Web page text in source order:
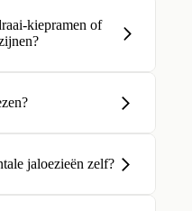
kiepramen of
jaloezieën zelf?